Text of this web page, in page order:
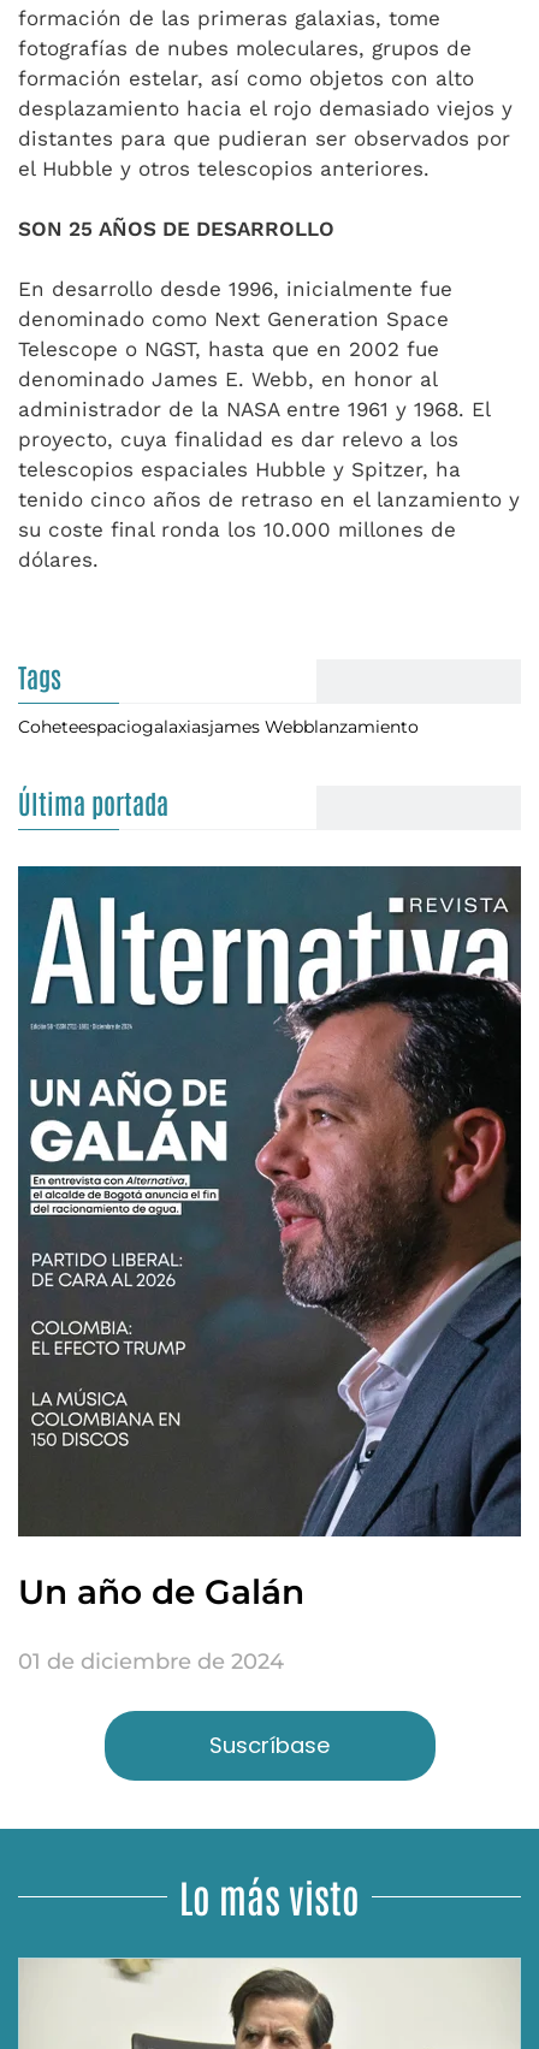
formación de las primeras galaxias, tome
fotografías de nubes moleculares, grupos de
formación estelar, así como objetos con alto
desplazamiento hacia el rojo demasiado viejos y
distantes para que pudieran ser observados por
el Hubble y otros telescopios anteriores.
SON 25 AÑOS DE DESARROLLO
En desarrollo desde 1996, inicialmente fue
denominado como Next Generation Space
Telescope o NGST, hasta que en 2002 fue
denominado James E. Webb, en honor al
administrador de la NASA entre 1961 y 1968. El
proyecto, cuya finalidad es dar relevo a los
telescopios espaciales Hubble y Spitzer, ha
tenido cinco años de retraso en el lanzamiento y
su coste final ronda los 10.000 millones de
dólares.
Tags
Coheteespaciogalaxiasjames Webblanzamiento
Última portada
Un año de Galán
01 de diciembre de 2024
Suscríbase
Lo más visto